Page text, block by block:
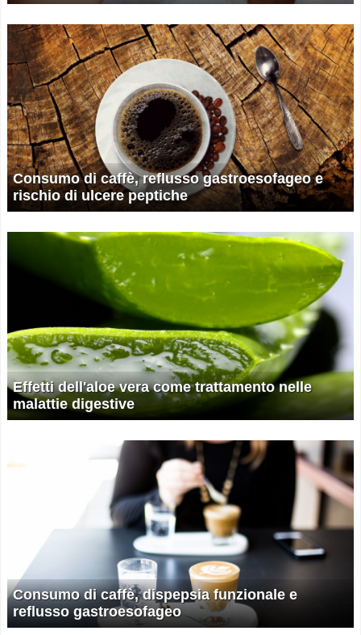
Consumo di caffè, reflusso gastroesofageo e
rischio di ulcere peptiche
Effetti dell'aloe vera come trattamento nelle
malattie digestive
Consumo di caffè, dispepsia funzionale e
reflusso gastroesofageo